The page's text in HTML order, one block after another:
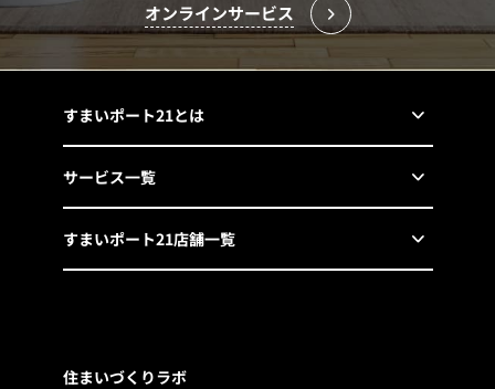
オンラインサービス
すまいポート21とは
サービス一覧
すまいポート21店舗一覧
住まいづくりラボ